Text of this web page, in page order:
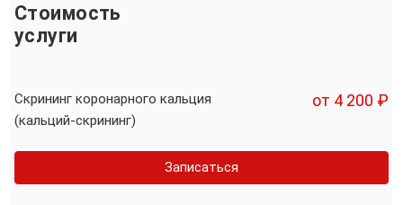
Стоимость
услуги
Скрининг коронарного кальция
(кальций-скрининг)
от 4 200 ₽
Записаться